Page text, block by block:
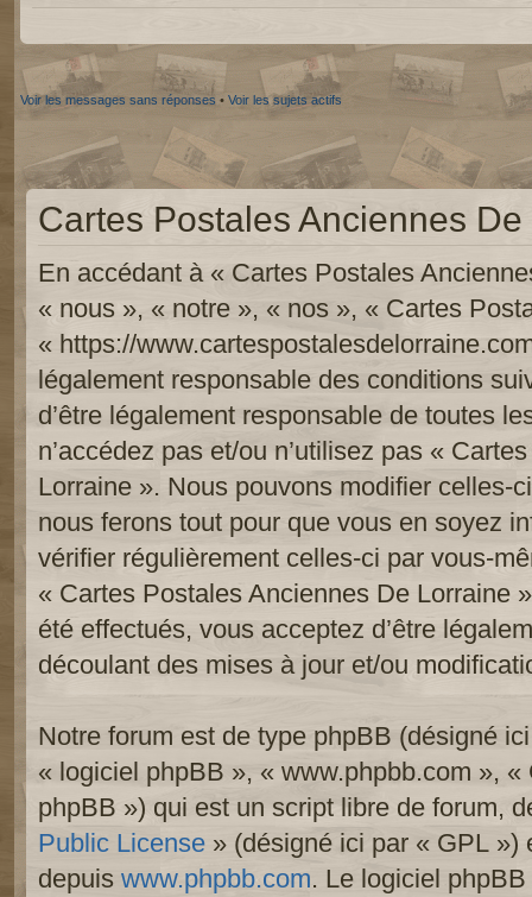
Voir les messages sans réponses • Voir les sujets actifs
Cartes Postales Anciennes
En accédant à « Cartes Postales
« nous », « notre », « nos », « Cartes
« https://
légalement responsable des conditions
d’être légalement responsable de toutes
n’accédez pas et/ou n’utilisez pas «
Lorraine ». Nous pouvons modifier celles-
nous ferons tout pour que vous en soyez
vérifier régulièrement celles-ci par vous-
« Cartes Postales Anciennes De Lorraine
été effectués, vous acceptez d’être
découlant des mises à jour et/ou
Notre forum est de type phpBB (désigné
« logiciel phpBB », « www.phpbb.com »,
phpBB ») qui est un script libre de forum,
Public License » (désigné ici par « GPL »)
depuis www.phpbb.com. Le logiciel